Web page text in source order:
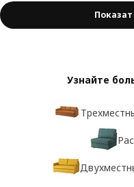
Узнайте